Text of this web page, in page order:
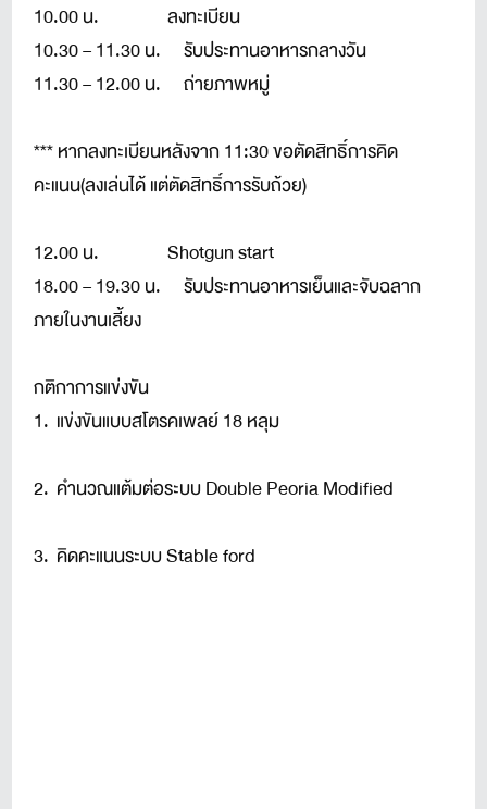
10.00 น. ลงทะเบียน
10.30 – 11.30 น. รับประทานอาหารกลางวัน
11.30 – 12.00 น. ถ่ายภาพหมู่
*** หากลงทะเบียนหลังจาก 11:30 ขอตัดสิทธิ์การคิด
คะแนน(ลงเล่นได้ แต่ตัดสิทธิ์การรับถ้วย)
12.00 น. Shotgun start
18.00 – 19.30 น. รับประทานอาหารเย็นและจับฉลาก
ภายในงานเลี้ยง
กติกาการแข่งขัน
1. แข่งขันแบบสโตรคเพลย์ 18 หลุม
2. คำนวณแต้มต่อระบบ Double Peoria Modified
3. คิดคะแนนระบบ Stable ford